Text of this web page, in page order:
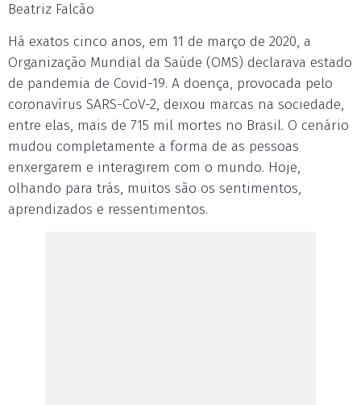
Beatriz Falcão
Há exatos cinco anos, em 11 de março de 2020, a
Organização Mundial da Saúde (OMS) declarava estado
de pandemia de Covid-19. A doença, provocada pelo
coronavírus SARS-CoV-2, deixou marcas na sociedade,
entre elas, mais de 715 mil mortes no Brasil. O cenário
mudou completamente a forma de as pessoas
enxergarem e interagirem com o mundo. Hoje,
olhando para trás, muitos são os sentimentos,
aprendizados e ressentimentos.